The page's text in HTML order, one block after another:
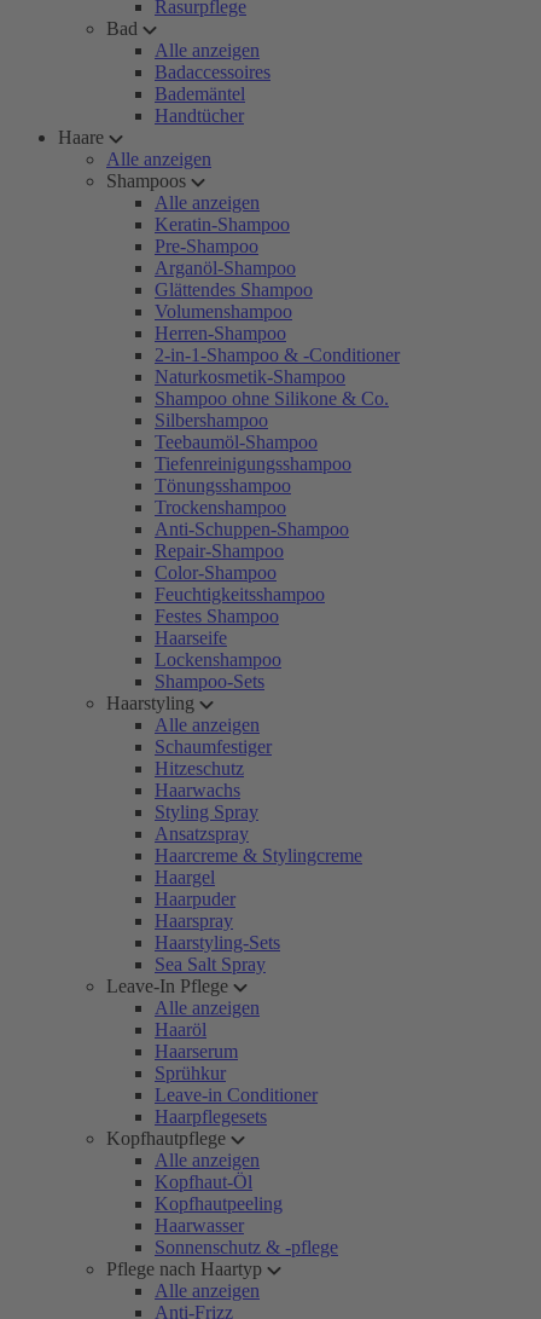
Rasurpflege
Bad
Alle anzeigen
Badaccessoires
Bademäntel
Handtücher
Haare
Alle anzeigen
Shampoos
Alle anzeigen
Keratin-Shampoo
Pre-Shampoo
Arganöl-Shampoo
Glättendes Shampoo
Volumenshampoo
Herren-Shampoo
2-in-1-Shampoo & -Conditioner
Naturkosmetik-Shampoo
Shampoo ohne Silikone & Co.
Silbershampoo
Teebaumöl-Shampoo
Tiefenreinigungsshampoo
Tönungsshampoo
Trockenshampoo
Anti-Schuppen-Shampoo
Repair-Shampoo
Color-Shampoo
Feuchtigkeitsshampoo
Festes Shampoo
Haarseife
Lockenshampoo
Shampoo-Sets
Haarstyling
Alle anzeigen
Schaumfestiger
Hitzeschutz
Haarwachs
Styling Spray
Ansatzspray
Haarcreme & Stylingcreme
Haargel
Haarpuder
Haarspray
Haarstyling-Sets
Sea Salt Spray
Leave-In Pflege
Alle anzeigen
Haaröl
Haarserum
Sprühkur
Leave-in Conditioner
Haarpflegesets
Kopfhautpflege
Alle anzeigen
Kopfhaut-Öl
Kopfhautpeeling
Haarwasser
Sonnenschutz & -pflege
Pflege nach Haartyp
Alle anzeigen
Anti-Frizz